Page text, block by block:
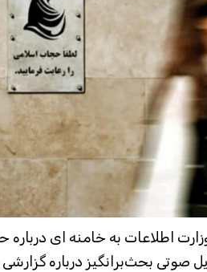
اطلاعات به خامنه ای درباره
صوتی بحث‌برانگیز درباره گزارشی